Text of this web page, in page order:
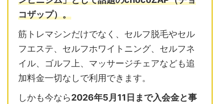
コザップ）。
筋トレマシンだけでなく、セルフ脱毛やセル
フエステ、セルフホワイトニング、セルフネ
イル、ゴルフ上、マッサージチェアなども追
加料金一切なしで利用できます。
しかも今なら2026年5月11日まで入会金と事